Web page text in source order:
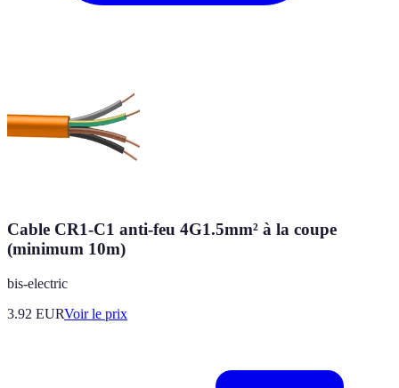
Cable CR1-C1 anti-feu 4G1.5mm² à la coupe
(minimum 10m)
bis-electric
3.92 EURVoir le prix